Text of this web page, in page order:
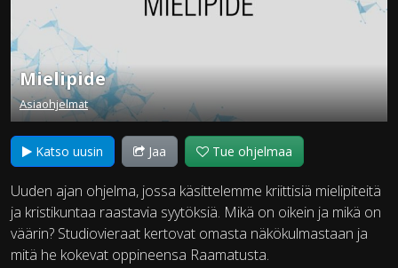
Mielipide
Asiaohjelmat
Katso uusin Jaa Tue ohjelmaa
Uuden ajan ohjelma, jossa käsittelemme kriittisiä mielipiteitä
ja kristikuntaa raastavia syytöksiä. Mikä on oikein ja mikä on
väärin? Studiovieraat kertovat omasta näkökulmastaan ja
mitä he kokevat oppineensa Raamatusta.